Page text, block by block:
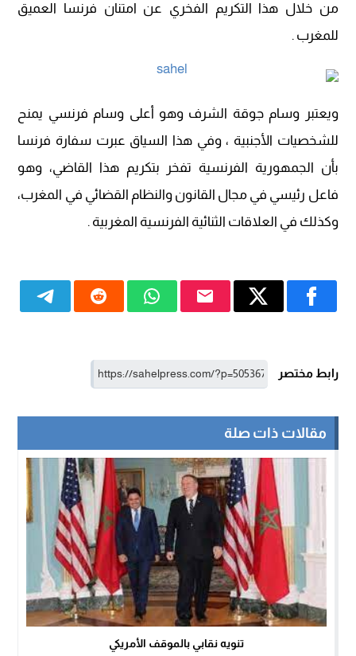
من خلال هذا التكريم الفخري عن امتنان فرنسا العميق
للمغرب .
ويعتبر وسام جوقة الشرف وهو أعلى وسام فرنسي يمنح
للشخصيات الأجنبية ، وفي هذا السياق عبرت سفارة فرنسا
بأن الجمهورية الفرنسية تفخر بتكريم هذا القاضي، وهو
فاعل رئيسي في مجال القانون والنظام القضائي في المغرب،
وكذلك في العلاقات الثنائية الفرنسية المغربية .
رابط مختصر
مقالات ذات صلة
تنويه نقابي بالموقف الأمريكي